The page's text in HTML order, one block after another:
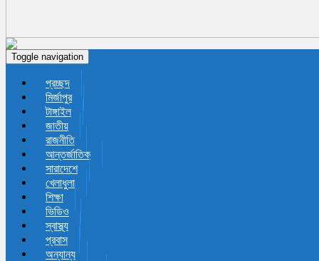
Toggle navigation
প্রচ্ছদ
মির্জাপুর
টাঙ্গাইল
জাতীয়
রাজনীতি
আন্তর্জাতিক
সারাদেশে
খেলাধুলা
শিক্ষা
ভিডিও
স্বাস্থ্য
প্রবাস
অন্যান্য